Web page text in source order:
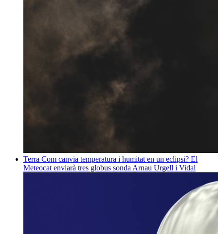
Terra Com canvia temperatura i humitat en un eclipsi? El
Meteocat enviarà tres globus sonda Arnau Urgell i Vidal